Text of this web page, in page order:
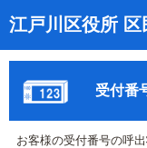
江戸川区役所 区
トップページ
受付番号の呼出
証明書の交付状
受付番
お客様の受付番号の呼